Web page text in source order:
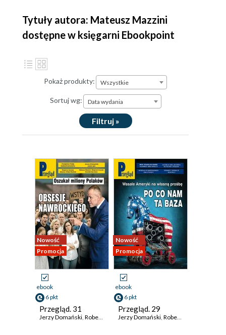
Tytuły autora: Mateusz Mazzini
dostępne w księgarni Ebookpoint
Pokaż produkty: Wszystkie
Sortuj wg: Data wydania
Filtruj »
Nowość
Promocja
ebook
6 pkt
Przegląd. 31
Jerzy Domański, Robert Walenciak ,Kornel Wawrzyniak
Nowość
Promocja
ebook
6 pkt
Przegląd. 29
Jerzy Domański, Robert Walenciak